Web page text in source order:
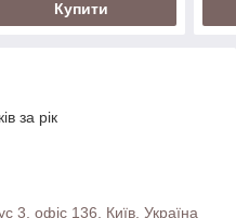
Купити
за рік
3, офіс 136, Київ, Україна